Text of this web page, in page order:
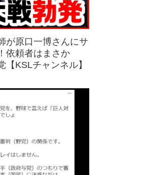
が原口一博さんにサ
依頼者はまさか
【KSLチャンネル】